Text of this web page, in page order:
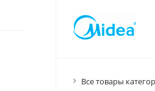
Все товары